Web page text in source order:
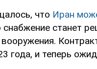
что Иран
снабжение станет
вооружения.
года, и теперь